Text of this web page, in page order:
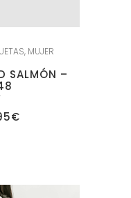
, MUJER
SALMÓN –
€El